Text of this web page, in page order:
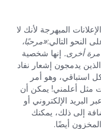
المبهرجة لأنك لا
النحو التالي:«مرحبًا،
مرة أخرى. إنها شخصية
يدمجون إشعار نفاد
استباقي، وهو أمر
مثل أعلمني! يمكن أن
البريد الإلكتروني أو
إلى ذلك، يمكنك
أيضًا.